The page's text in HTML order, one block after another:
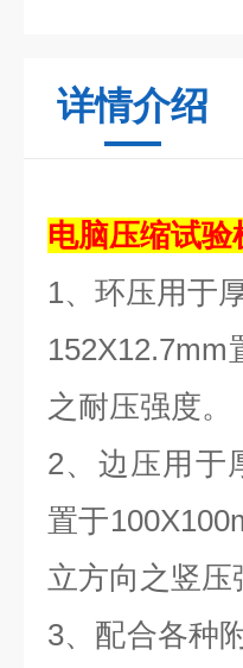
详情介绍
电脑压缩试
1、环压用于
之耐压强度。
2、边压用于
置于
立方向之竖压
3、配合各种